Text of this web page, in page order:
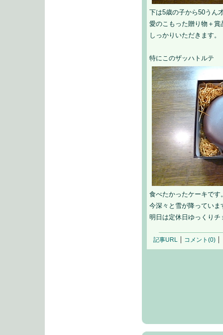
下は5歳の子から50うん
愛のこもった贈り物＋賞
しっかりいただきます。
特にこのザッハトルテ
食べたかったケーキで
今深々と雪が降っていま
明日は定休日ゆっくりチ
記事URL コメント(0)